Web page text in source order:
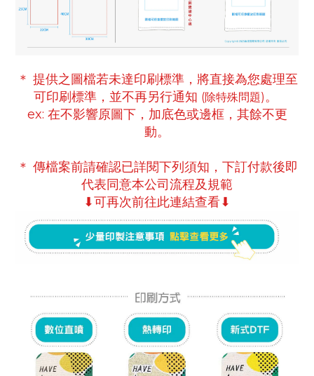
＊ 提供之圖檔若未達印刷標準，將直接為您處理至
可印刷標準，並不再另行通知 (除特殊問題)。
ex: 在不影響原圖下， 加底色或邊框， 其餘不更
動。
＊ 傳檔案前請確認已詳閱下列須知，下訂付款後即
代表同意本公司流程及規範
⬇可再次前往此連結查看⬇